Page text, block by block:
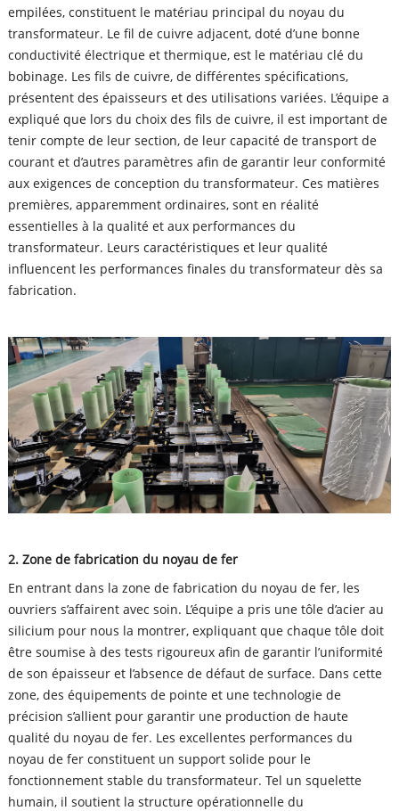
empilées, constituent le matériau principal du noyau du
transformateur. Le fil de cuivre adjacent, doté d’une bonne
conductivité électrique et thermique, est le matériau clé du
bobinage. Les fils de cuivre, de différentes spécifications,
présentent des épaisseurs et des utilisations variées. L’équipe a
expliqué que lors du choix des fils de cuivre, il est important de
tenir compte de leur section, de leur capacité de transport de
courant et d’autres paramètres afin de garantir leur conformité
aux exigences de conception du transformateur. Ces matières
premières, apparemment ordinaires, sont en réalité
essentielles à la qualité et aux performances du
transformateur. Leurs caractéristiques et leur qualité
influencent les performances finales du transformateur dès sa
fabrication.
2. Zone de fabrication du noyau de fer
En entrant dans la zone de fabrication du noyau de fer, les
ouvriers s’affairent avec soin. L’équipe a pris une tôle d’acier au
silicium pour nous la montrer, expliquant que chaque tôle doit
être soumise à des tests rigoureux afin de garantir l’uniformité
de son épaisseur et l’absence de défaut de surface. Dans cette
zone, des équipements de pointe et une technologie de
précision s’allient pour garantir une production de haute
qualité du noyau de fer. Les excellentes performances du
noyau de fer constituent un support solide pour le
fonctionnement stable du transformateur. Tel un squelette
humain, il soutient la structure opérationnelle du